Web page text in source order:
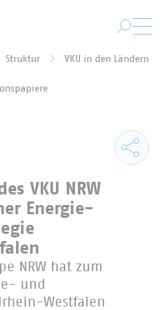
Struktur
VKU in den Ländern
VKU NRW
Energie-
NRW hat zum
und
Westfalen